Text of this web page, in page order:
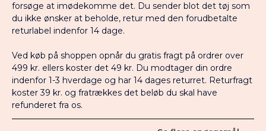
3. Hvorfor har I brug for mit
telefonnummer?
brug for dit telefonnummer for at vise dig dit Sneak
Peek og for at GLS kan sende dig sms om din ordre.
4. Hvordan fungerer ombytning til
anden størrelse når jeg har bestilt en
2. Hvad koster tøjet?
Vores tøj koster gennemsnitligt mellem 129 - 999
DKK pr. del. Når du bestiller en personlig styling,
tager vi højde for det budget du har indtastet i din
stilprofil. Læs mere om vores priserher.
3. Kan jeg lave en betalingsplan?
Ja, vi tilbyder betalingsplaner når du har modtaget
forsøge at imødekomme det. Du sender blot det tøj som
du ikke ønsker at beholde, retur med den forudbetalte
returlabel indenfor 14 dage.
Ved køb på shoppen opnår du gratis fragt på ordrer over
499 kr. ellers koster det 49 kr. Du modtager din ordre
indenfor 1-3 hverdage og har 14 dages returret. Returfragt
koster 39 kr. og fratrækkes det beløb du skal have
refunderet fra os.